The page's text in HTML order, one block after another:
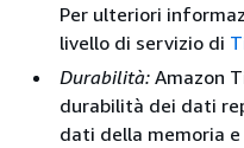
Per ulteriori
livello di servizio di
Durabilità: Amazon
durabilità dei dati
dati della memoria